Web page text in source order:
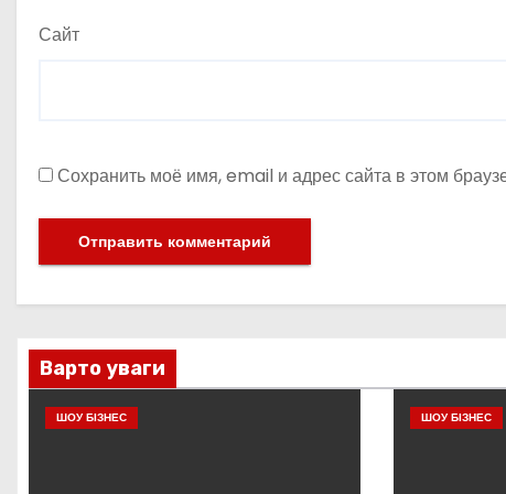
Сайт
Сохранить моё имя, email и адрес сайта в этом
Варто уваги
ШОУ БІЗНЕС ШОУ БІЗНЕС